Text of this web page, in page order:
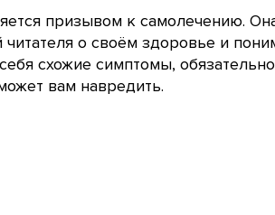
призывом к самолечению.
о своём здоровье и
схожие симптомы,
вам навредить.